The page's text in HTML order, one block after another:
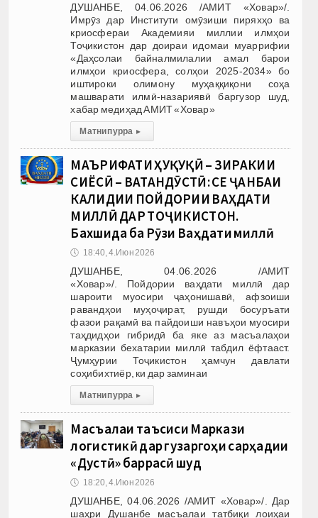
ДУШАНБЕ, 04.06.2026 /АМИТ «Ховар»/.
Имрӯз дар Институти омӯзиши пиряхҳо ва
криосфераи Академияи миллии илмҳои
Тоҷикистон дар доираи идомаи муаррифии
«Даҳсолаи байналмилалии амал барои
илмҳои криосфера, солҳои 2025-2034» бо
иштироки олимону муҳаққиқони соҳа
машварати илмӣ-назариявӣ баргузор шуд,
хабар медиҳад АМИТ «Ховар»
Матни пурра ▸
МАЪРИФАТИ ҲУҚУҚӢ – ЗИРАКИИ
СИЁСӢ – ВАТАНДӮСТӢ: СЕ ҶАНБАИ
КАЛИДИИ ПОЙДОРИИ ВАҲДАТИ
МИЛЛӢ ДАР ТОҶИКИСТОН.
Бахшида ба Рӯзи Ваҳдати миллӣ
🕔 18:40, 4.Июн 2026
ДУШАНБЕ, 04.06.2026 /АМИТ
«Ховар»/. Пойдории ваҳдати миллӣ дар
шароити муосири ҷаҳонишавӣ, афзоиши
равандҳои муҳоҷират, рушди босуръати
фазои рақамӣ ва пайдоиши навъҳои муосири
таҳдидҳои гибридӣ ба яке аз масъалаҳои
марказии бехатарии миллӣ табдил ёфтааст.
Ҷумҳурии Тоҷикистон ҳамчун давлати
соҳибихтиёр, ки дар заминаи
Матни пурра ▸
Масъалаи таъсиси Маркази
логистикӣ дар гузаргоҳи сарҳадии
«Дустӣ» баррасӣ шуд
🕔 18:20, 4.Июн 2026
ДУШАНБЕ, 04.06.2026 /АМИТ «Ховар»/. Дар
шаҳри Душанбе масъалаи татбиқи лоиҳаи